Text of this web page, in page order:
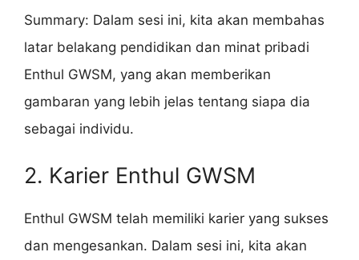
Summary: Dalam sesi ini, kita akan membahas
latar belakang pendidikan dan minat pribadi
Enthul GWSM, yang akan memberikan
gambaran yang lebih jelas tentang siapa dia
sebagai individu.
2. Karier Enthul GWSM
Enthul GWSM telah memiliki karier yang sukses
dan mengesankan. Dalam sesi ini, kita akan